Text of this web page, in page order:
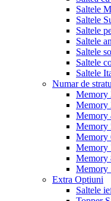
Saltele
Saltele
Saltele
Saltele
Saltele
Saltele
Saltele
Numar de
Memory
Memory
Memory
Memory
Memory
Memory
Memory
Memory
Extra Optiuni
Saltele